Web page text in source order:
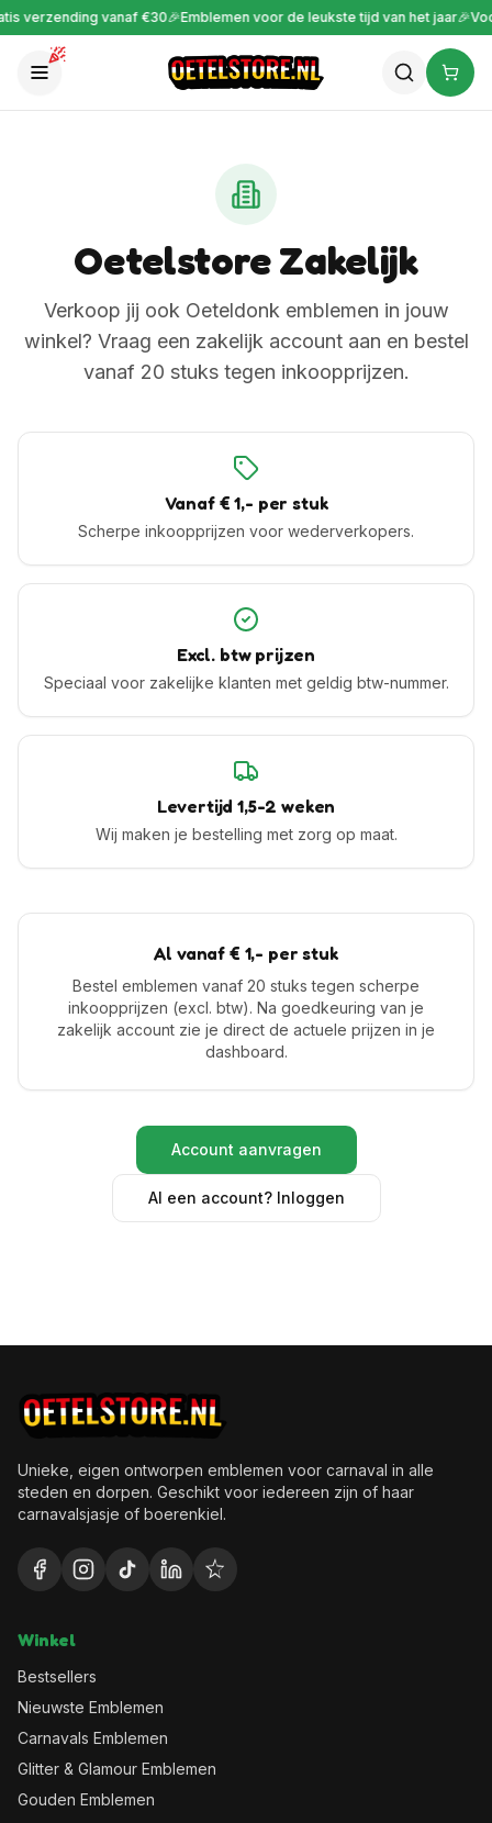
verzending vanaf €30🎉Emblemen voor de leukste tijd van het jaar🎉
Oetelstore Zakelijk
Verkoop jij ook Oeteldonk emblemen in jouw
winkel? Vraag een zakelijk account aan en bestel
vanaf 20 stuks tegen inkoopprijzen.
Vanaf € 1,- per stuk
Scherpe inkoopprijzen voor wederverkopers.
Excl. btw prijzen
Speciaal voor zakelijke klanten met geldig btw-nummer.
Levertijd 1,5-2 weken
Wij maken je bestelling met zorg op maat.
Al vanaf € 1,- per stuk
Bestel emblemen vanaf 20 stuks tegen scherpe
inkoopprijzen (excl. btw). Na goedkeuring van je
zakelijk account zie je direct de actuele prijzen in je
dashboard.
Account aanvragen
Al een account? Inloggen
Unieke, eigen ontworpen emblemen voor carnaval in alle
steden en dorpen. Geschikt voor iedereen zijn of haar
carnavalsjasje of boerenkiel.
Winkel
Bestsellers
Nieuwste Emblemen
Carnavals Emblemen
Glitter & Glamour Emblemen
Gouden Emblemen